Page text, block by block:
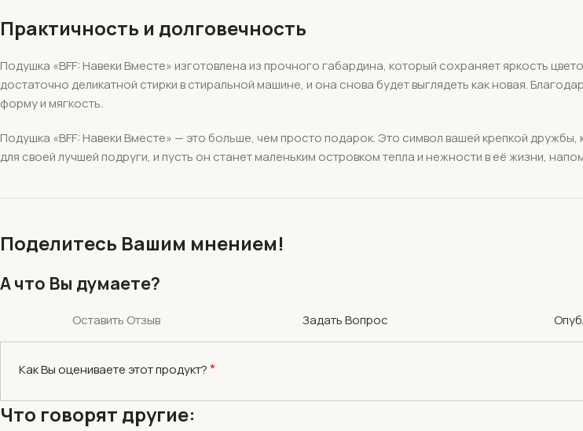
Практичность и долговечность
Подушка «BFF: Навеки Вместе» изготовлена из прочного габардина, который сохраняет яркость
достаточно деликатной стирки в стиральной машине, и она снова будет выглядеть как новая.
форму и мягкость.
Подушка «BFF: Навеки Вместе» — это больше, чем просто подарок. Это символ вашей крепкой
для своей лучшей подруги, и пусть он станет маленьким островком тепла и нежности в её жизни,
Поделитесь Вашим мнением!
А что Вы думаете?
Оставить Отзыв Задать Вопрос
Как Вы оцениваете этот продукт?*
Что говорят другие: